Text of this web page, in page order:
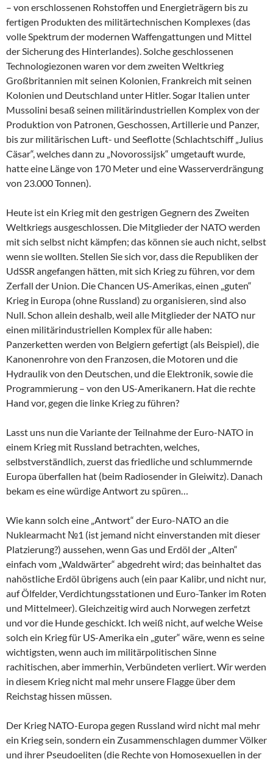
– von erschlossenen Rohstoffen und Energieträgern bis zu
fertigen Produkten des militärtechnischen Komplexes (das
volle Spektrum der modernen Waffengattungen und Mittel
der Sicherung des Hinterlandes). Solche geschlossenen
Technologiezonen waren vor dem zweiten Weltkrieg
Großbritannien mit seinen Kolonien, Frankreich mit seinen
Kolonien und Deutschland unter Hitler. Sogar Italien unter
Mussolini besaß seinen militärindustriellen Komplex von der
Produktion von Patronen, Geschossen, Artillerie und Panzer,
bis zur militärischen Luft- und Seeflotte (Schlachtschiff „Julius
Cäsar“, welches dann zu „Novorossijsk“ umgetauft wurde,
hatte eine Länge von 170 Meter und eine Wasserverdrängung
von 23.000 Tonnen).
Heute ist ein Krieg mit den gestrigen Gegnern des Zweiten
Weltkriegs ausgeschlossen. Die Mitglieder der NATO werden
mit sich selbst nicht kämpfen; das können sie auch nicht, selbst
wenn sie wollten. Stellen Sie sich vor, dass die Republiken der
UdSSR angefangen hätten, mit sich Krieg zu führen, vor dem
Zerfall der Union. Die Chancen US-Amerikas, einen „guten“
Krieg in Europa (ohne Russland) zu organisieren, sind also
Null. Schon allein deshalb, weil alle Mitglieder der NATO nur
einen militärindustriellen Komplex für alle haben:
Panzerketten werden von Belgiern gefertigt (als Beispiel), die
Kanonenrohre von den Franzosen, die Motoren und die
Hydraulik von den Deutschen, und die Elektronik, sowie die
Programmierung – von den US-Amerikanern. Hat die rechte
Hand vor, gegen die linke Krieg zu führen?
Lasst uns nun die Variante der Teilnahme der Euro-NATO in
einem Krieg mit Russland betrachten, welches,
selbstverständlich, zuerst das friedliche und schlummernde
Europa überfallen hat (beim Radiosender in Gleiwitz). Danach
bekam es eine würdige Antwort zu spüren…
Wie kann solch eine „Antwort“ der Euro-NATO an die
Nuklearmacht №1 (ist jemand nicht einverstanden mit dieser
Platzierung?) aussehen, wenn Gas und Erdöl der „Alten“
einfach vom „Waldwärter“ abgedreht wird; das beinhaltet das
nahöstliche Erdöl übrigens auch (ein paar Kalibr, und nicht nur,
auf Ölfelder, Verdichtungsstationen und Euro-Tanker im Roten
und Mittelmeer). Gleichzeitig wird auch Norwegen zerfetzt
und vor die Hunde geschickt. Ich weiß nicht, auf welche Weise
solch ein Krieg für US-Amerika ein „guter“ wäre, wenn es seine
wichtigsten, wenn auch im militärpolitischen Sinne
rachitischen, aber immerhin, Verbündeten verliert. Wir werden
in diesem Krieg nicht mal mehr unsere Flagge über dem
Reichstag hissen müssen.
Der Krieg NATO-Europa gegen Russland wird nicht mal mehr
ein Krieg sein, sondern ein Zusammenschlagen dummer Völker
und ihrer Pseudoeliten (die Rechte von Homosexuellen in der